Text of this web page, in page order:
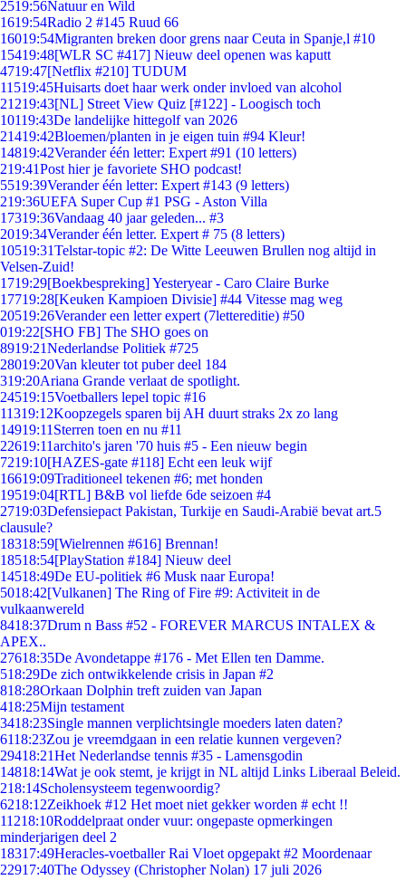
2519:56Natuur en Wild
1619:54Radio 2 #145 Ruud 66
16019:54Migranten breken door grens naar Ceuta in Spanje,l #10
15419:48[WLR SC #417] Nieuw deel openen was kaputt
4719:47[Netflix #210] TUDUM
11519:45Huisarts doet haar werk onder invloed van alcohol
21219:43[NL] Street View Quiz [#122] - Loogisch toch
10119:43De landelijke hittegolf van 2026
21419:42Bloemen/planten in je eigen tuin #94 Kleur!
14819:42Verander één letter: Expert #91 (10 letters)
219:41Post hier je favoriete SHO podcast!
5519:39Verander één letter: Expert #143 (9 letters)
219:36UEFA Super Cup #1 PSG - Aston Villa
17319:36Vandaag 40 jaar geleden... #3
2019:34Verander één letter. Expert # 75 (8 letters)
10519:31Telstar-topic #2: De Witte Leeuwen Brullen nog altijd in
Velsen-Zuid!
1719:29[Boekbespreking] Yesteryear - Caro Claire Burke
17719:28[Keuken Kampioen Divisie] #44 Vitesse mag weg
20519:26Verander een letter expert (7lettereditie) #50
019:22[SHO FB] The SHO goes on
8919:21Nederlandse Politiek #725
28019:20Van kleuter tot puber deel 184
319:20Ariana Grande verlaat de spotlight.
24519:15Voetballers lepel topic #16
11319:12Koopzegels sparen bij AH duurt straks 2x zo lang
14919:11 Sterren toen en nu #11
22619:11archito's jaren '70 huis #5 - Een nieuw begin
7219:10[HAZES-gate #118] Echt een leuk wijf
16619:09Traditioneel tekenen #6; met honden
19519:04[RTL] B&B vol liefde 6de seizoen #4
2719:03Defensiepact Pakistan, Turkije en Saudi-Arabië bevat art.5
clausule?
18318:59[Wielrennen #616] Brennan!
18518:54[PlayStation #184] Nieuw deel
14518:49De EU-politiek #6 Musk naar Europa!
5018:42[Vulkanen] The Ring of Fire #9: Activiteit in de
vulkaanwereld
8418:37Drum n Bass #52 - FOREVER MARCUS INTALEX &
APEX..
27618:35De Avondetappe #176 - Met Ellen ten Damme.
518:29De zich ontwikkelende crisis in Japan #2
818:28Orkaan Dolphin treft zuiden van Japan
418:25Mijn testament
3418:23Single mannen verplichtsingle moeders laten daten?
6118:23Zou je vreemdgaan in een relatie kunnen vergeven?
29418:21Het Nederlandse tennis #35 - Lamensgodin
14818:14Wat je ook stemt, je krijgt in NL altijd Links Liberaal Beleid.
218:14Scholensysteem tegenwoordig?
6218:12Zeikhoek #12 Het moet niet gekker worden # echt !!
11218:10Roddelpraat onder vuur: ongepaste opmerkingen
minderjarigen deel 2
18317:49Heracles-voetballer Rai Vloet opgepakt #2 Moordenaar
22917:40The Odyssey (Christopher Nolan) 17 juli 2026